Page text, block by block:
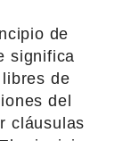
de
significa
de
del
cláusulas